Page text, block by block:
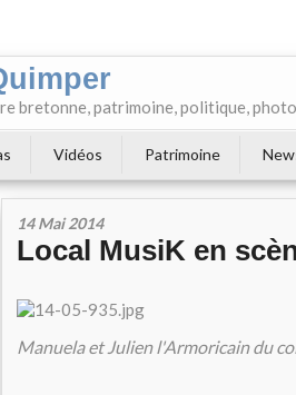
bretonne, patrimoine, politique,
Vidéos Patrimoine
14 Mai 2014
Local MusiK en
Manuela et Julien l'Armoricain du